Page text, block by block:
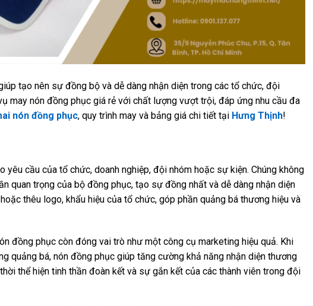
tạo nên sự đồng bộ và dễ dàng nhận diện trong các tổ chức, đội
may nón đồng phục giá rẻ với chất lượng vượt trội, đáp ứng nhu cầu đa
nón đồng phục, quy trình may và bảng giá chi tiết tại Hưng Thịnh!
cầu của tổ chức, doanh nghiệp, đội nhóm hoặc sự kiện. Chúng không
quan trọng của bộ đồng phục, tạo sự đồng nhất và dễ dàng nhận diện
thêu logo, khẩu hiệu của tổ chức, góp phần quảng bá thương hiệu và
đồng phục còn đóng vai trò như một công cụ marketing hiệu quả. Khi
quảng bá, nón đồng phục giúp tăng cường khả năng nhận diện thương
thể hiện tinh thần đoàn kết và sự gắn kết của các thành viên trong đội